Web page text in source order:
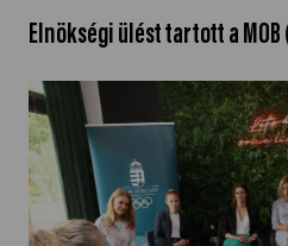
Elnökségi ülést tartott a MOB